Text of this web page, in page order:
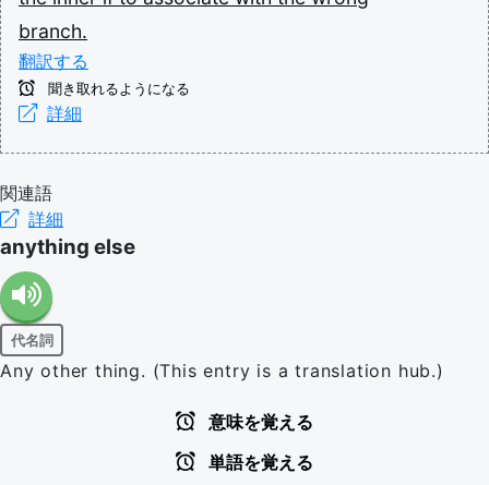
branch.
翻訳する
聞き取れるようになる
詳細
関連語
詳細
anything else
代名詞
Any other thing. (This entry is a translation hub.)
意味を覚える
単語を覚える